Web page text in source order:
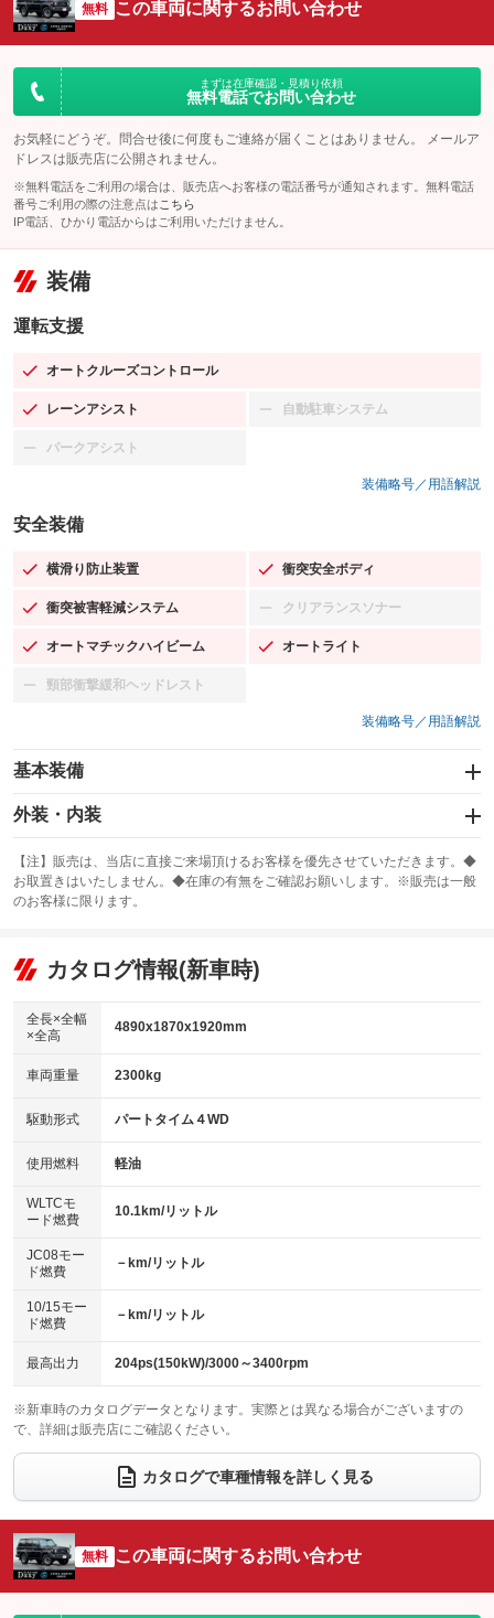
無料 この車両に関するお問い合わせ
まずは在庫確認・見積り依頼
無料電話でお問い合わせ
お気軽にどうぞ。問合せ後に何度もご連絡が届くことはありません。 メールア
ドレスは販売店に公開されません。
※無料電話をご利用の場合は、販売店へお客様の電話番号が通知されます。無料電話
番号ご利用の際の注意点は こちら
IP電話、ひかり電話からはご利用いただけません。
装備
運転支援
オートクルーズコントロール
：装備あり
レーンアシスト
：装備あり 自動駐車システム
：装備なし
パークアシスト
：装備なし
装備略号／用語解説
安全装備
横滑り防止装置
：装備あり 衝突安全ボディ
：装備あり
衝突被害軽減システム
：装備あり クリアランスソナー
：装備なし
オートマチックハイビーム
：装備あり オートライト
：装備あり
頸部衝撃緩和ヘッドレスト
：装備なし
装備略号／用語解説
基本装備
エアバッグ：運転席/助手席/サイド
：装備あり
：装備なし
サンルーフ
：装備なし ABS
リフトアップ
：装備なし
：装備あり
パワーウィンドウ
アイドリングストップ
：装備なし
USB入力端子
：装備あり
100V電源
：装備なし
センターデフロック
：装備あり
電動格納ミラー
：装備なし
外装・内装
カーナビ
：装備なし
TV
：装備なし
ビジュアル
：装備なし
：装備あり
革シート
キーレス
HID(キセノンライト)
：装備なし
バックカメラ
：装備あり
エアロ
：装備なし
：装備なし
パワーシート
ベンチシート
：装備なし
チップアップシート
：装備なし オットマン
：装備なし
：装備なし ：装備なし
ウォークスルー
：装備なし
電動リアゲート フロントカメラ
：装備なし
：装備なし ：装備なし
サイドカメラ
：装備なし ルーフレール
：装備なし
：装備なし
：装備なし
【注】販売は、当店に直接ご来場頂けるお客様を優先させていただきます。◆
お取置きはいたしません。◆在庫の有無をご確認お願いします。※販売は一般
のお客様に限ります。
カタログ情報(新車時)
全長×全幅
×全高
4890x1870x1920mm
車両重量 2300kg
駆動形式 パートタイム４WD
使用燃料 軽油
WLTCモ
ード燃費
10.1km/リットル
JC08モー
ド燃費
－km/リットル
10/15モー
ド燃費
－km/リットル
最高出力 204ps(150kW)/3000～3400rpm
※新車時のカタログデータとなります。実際とは異なる場合がございますの
で、詳細は販売店にご確認ください。
カタログで車種情報を詳しく見る
無料 この車両に関するお問い合わせ